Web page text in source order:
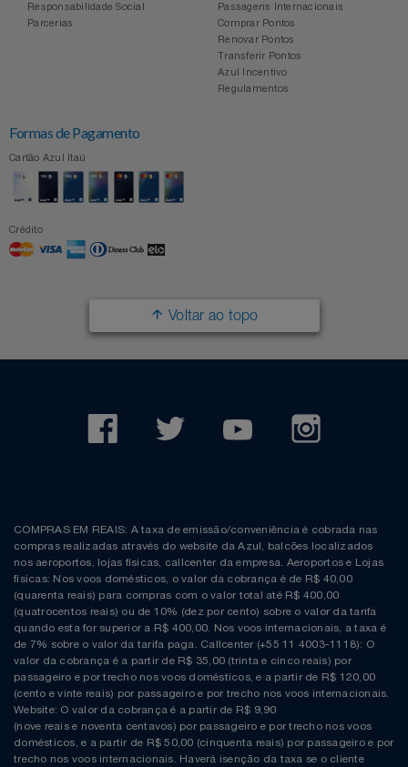
Responsabilidade Social
Parcerias
Passagens Internacionais
Comprar Pontos
Renovar Pontos
Transferir Pontos
Azul Incentivo
Regulamentos
Formas de Pagamento
Cartão Azul Itaú
Crédito
Voltar ao topo
COMPRAS EM REAIS: A taxa de emissão/conveniência é cobrada nas
compras realizadas através do website da Azul, balcões localizados
nos aeroportos, lojas físicas, callcenter da empresa. Aeroportos e Lojas
físicas: Nos voos domésticos, o valor da cobrança é de R$ 40,00
(quarenta reais) para compras com o valor total até R$ 400,00
(quatrocentos reais) ou de 10% (dez por cento) sobre o valor da tarifa
quando esta for superior a R$ 400,00. Nos voos internacionais, a taxa é
de 7% sobre o valor da tarifa paga. Callcenter (+55 11 4003-1118): O
valor da cobrança é a partir de R$ 35,00 (trinta e cinco reais) por
passageiro e por trecho nos voos domésticos, e a partir de R$ 120,00
(cento e vinte reais) por passageiro e por trecho nos voos internacionais.
Website: O valor da cobrança é a partir de R$ 9,90
(nove reais e noventa centavos) por passageiro e por trecho nos voos
domésticos, e a partir de R$ 50,00 (cinquenta reais) por passageiro e por
trecho nos voos internacionais. Haverá isenção da taxa se o cliente